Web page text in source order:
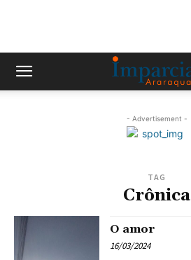
- Advertisement -
TAG
Crônica
O amor
16/03/2024